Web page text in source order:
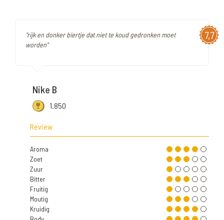
7,7
"rijk en donker biertje dat niet te koud gedronken moet
worden"
Nike B
1.850
Review
Aroma
Zoet
Zuur
Bitter
Fruitig
Moutig
Kruidig